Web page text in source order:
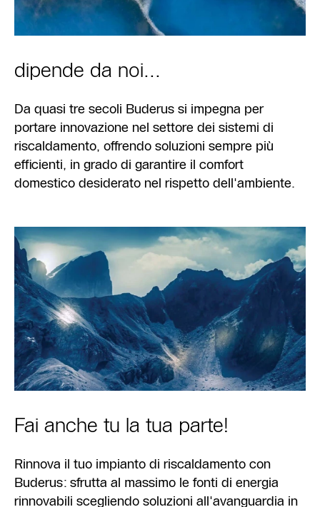
dipende da noi...
Da quasi tre secoli Buderus si impegna per
portare innovazione nel settore dei sistemi di
riscaldamento, offrendo soluzioni sempre più
efficienti, in grado di garantire il comfort
domestico desiderato nel rispetto dell'ambiente.
Fai anche tu la tua parte!
Rinnova il tuo impianto di riscaldamento con
Buderus: sfrutta al massimo le fonti di energia
rinnovabili scegliendo soluzioni all'avanguardia in